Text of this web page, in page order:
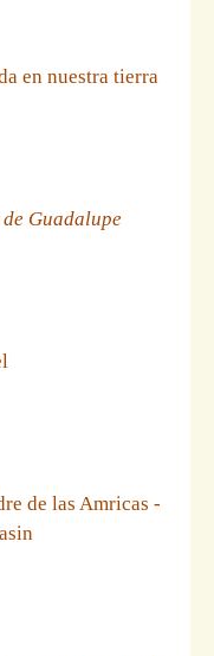
en nuestra tierra
Guadalupe
de las Amricas -